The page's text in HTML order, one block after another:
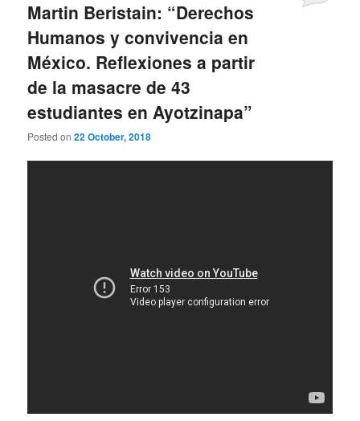
Martin Beristain: “Derechos
Humanos y convivencia en
México. Reflexiones a partir
de la masacre de 43
estudiantes en Ayotzinapa”
Posted on22 October, 2018